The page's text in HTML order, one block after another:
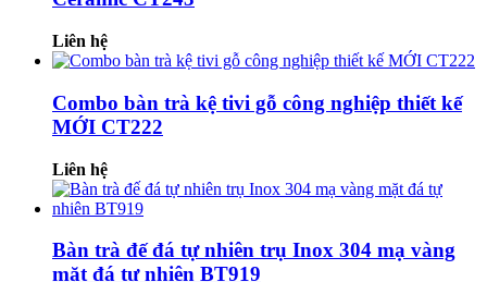
Liên hệ
Combo bàn trà kệ tivi gỗ công nghiệp thiết kế
MỚI CT222
Liên hệ
Bàn trà đế đá tự nhiên trụ Inox 304 mạ vàng
mặt đá tự nhiên BT919